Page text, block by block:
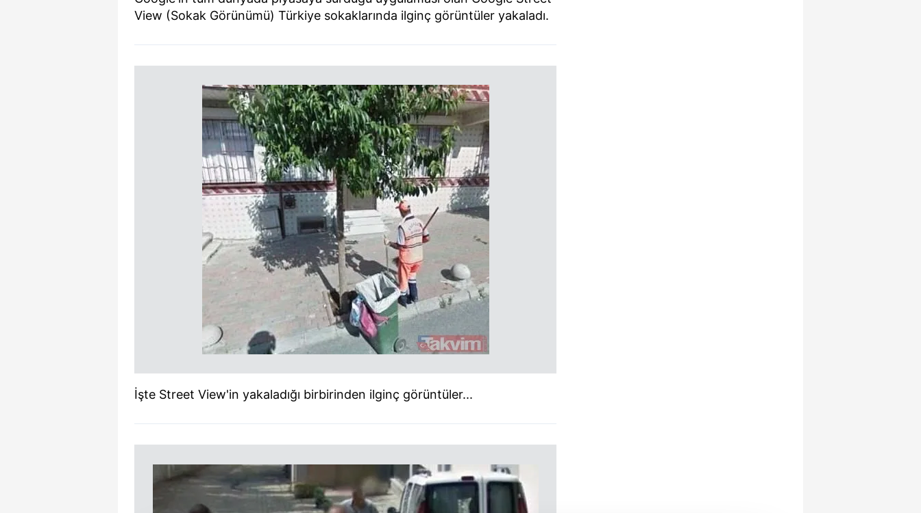
View (Sokak Görünümü) Türkiye sokaklarında ilginç görüntüler yakaladı.
İşte Street View'in yakaladığı birbirinden ilginç görüntüler...